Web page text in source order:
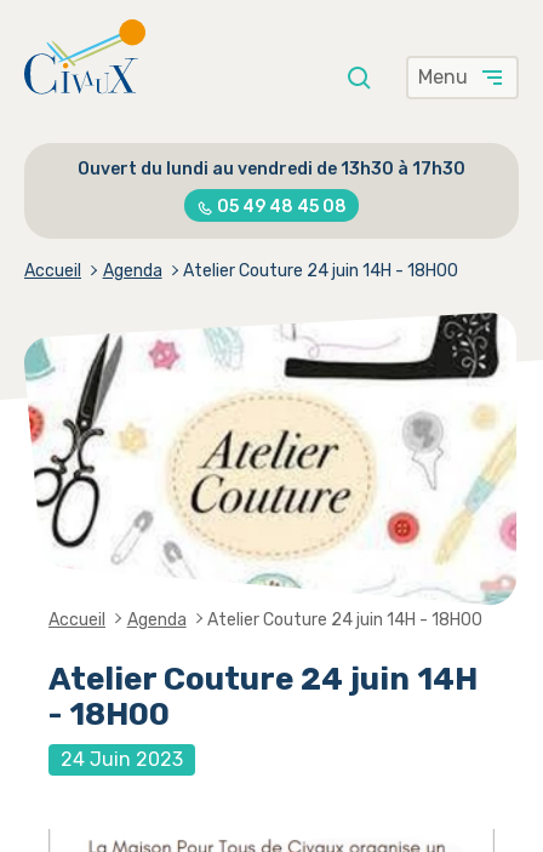
Ouvert du lundi au vendredi de 13h30 à 17h30
05 49 48 45 08
votre
recherche
Rechercher
Menu
Accueil Agenda Atelier Couture 24 juin 14H - 18H00
Accueil Agenda Atelier Couture 24 juin 14H - 18H00
Atelier Couture 24 juin 14H
- 18H00
24 Juin 2023